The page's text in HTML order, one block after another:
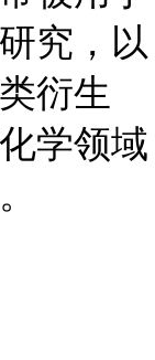
究，以
衍生
学领域